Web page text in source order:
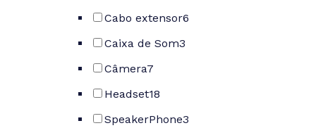
Cabo extensor6
Caixa de Som3
Câmera7
Headset18
SpeakerPhone3